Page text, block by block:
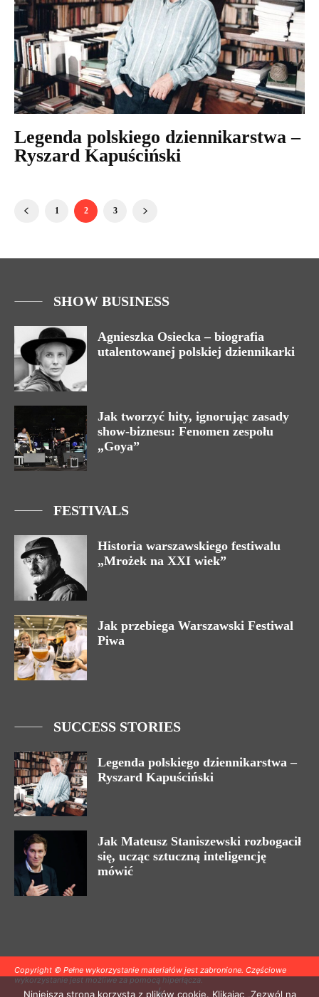
Legenda polskiego dziennikarstwa –
Ryszard Kapuściński
1 2 3
SHOW BUSINESS
Agnieszka Osiecka – biografia
utalentowanej polskiej dziennikarki
Jak tworzyć hity, ignorując zasady
show-biznesu: Fenomen zespołu
„Goya”
FESTIVALS
Historia warszawskiego festiwalu
„Mrożek na XXI wiek”
Jak przebiega Warszawski Festiwal
Piwa
SUCCESS STORIES
Legenda polskiego dziennikarstwa –
Ryszard Kapuściński
Jak Mateusz Staniszewski rozbogacił
się, ucząc sztuczną inteligencję
mówić
Copyright © Pełne wykorzystanie materiałów jest zabronione. Częściowe
wykorzystanie jest możliwe za pomocą hiperłącza.
Niniejsza strona korzysta z plików cookie. Klikając „Zezwól na